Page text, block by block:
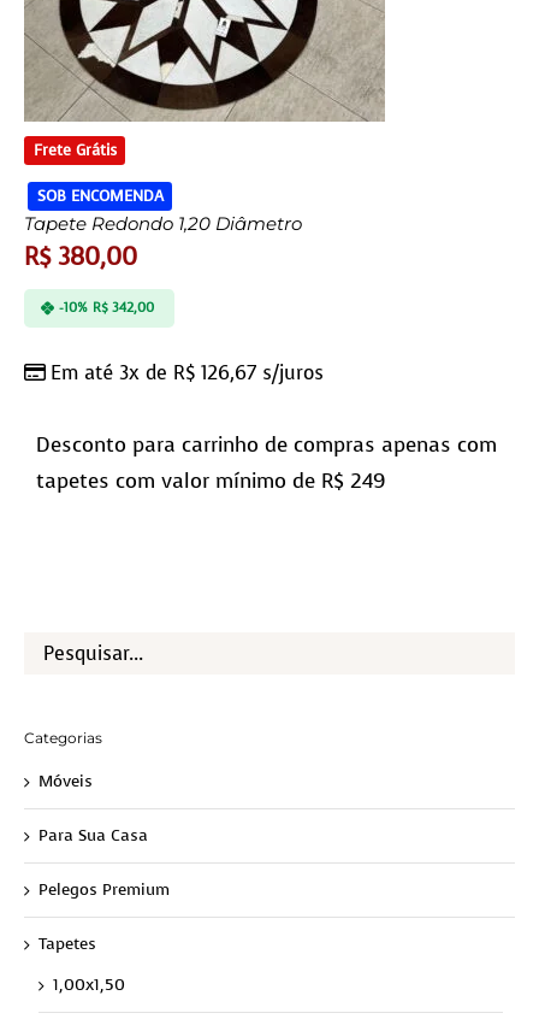
Frete Grátis
SOB ENCOMENDA
Tapete Redondo 1,20 Diâmetro
R$380,00
Em até 3x de R$ 126,67 s/juros
-10% R$342,00
Desconto para carrinho de compras apenas com
tapetes com valor mínimo de R$ 249
Categorias
Móveis
Para Sua Casa
Pelegos Premium
Tapetes
1,00x1,50